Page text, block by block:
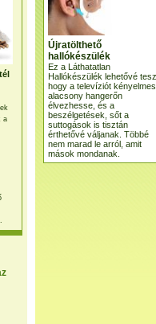
a
Újratölthető
hallókészülék
Ez a Láthatatlan
Hallókészülék lehetővé
hogy a televíziót kényelmes,
alacsony hangerőn
élvezhesse, és a
beszélgetések, sőt a
suttogások is tisztán
érthetővé váljanak. Többé
nem marad le arról, amit
mások mondanak.